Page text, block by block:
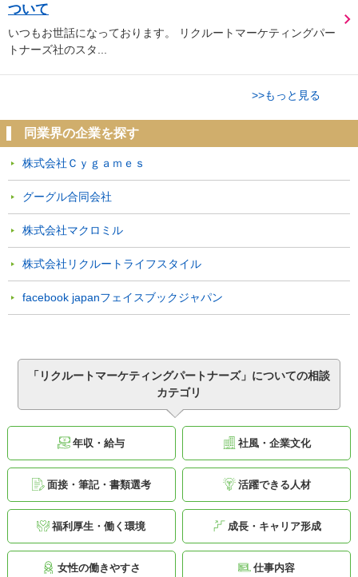
ついて
いつもお世話になっております。 リクルートマーケティングパー
トナーズ社のスタ...
>>もっと見る
同業界の企業を探す
株式会社Ｃｙｇａｍｅｓ
グーグル合同会社
株式会社マクロミル
株式会社リクルートライフスタイル
facebook japanフェイスブックジャパン
「リクルートマーケティングパートナーズ」についての相談
カテゴリ
年収・給与 社風・企業文化
面接・筆記・書類選考 活躍できる人材
福利厚生・働く環境 成長・キャリア形成
女性の働きやすさ 仕事内容